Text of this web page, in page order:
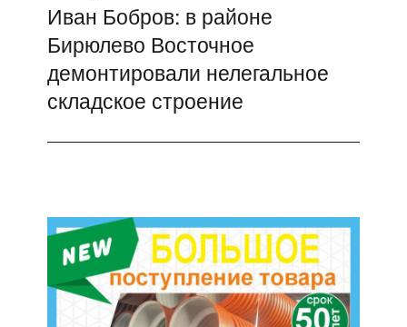
Следующая
запись:
Иван Бобров: в районе
Бирюлево Восточное
демонтировали нелегальное
складское строение